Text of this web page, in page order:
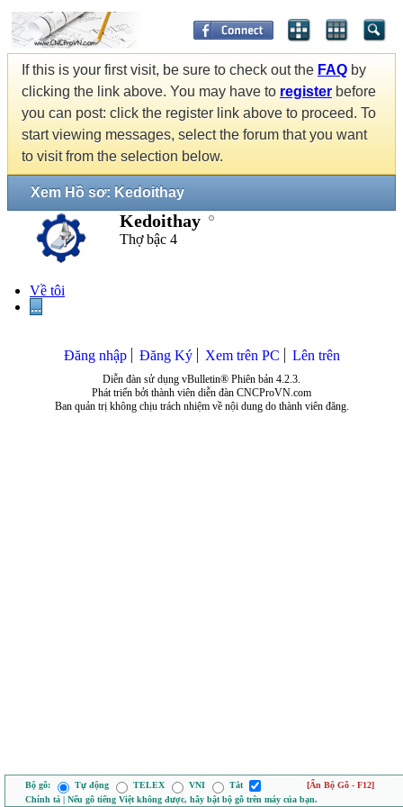
If this is your first visit, be sure to check out the FAQ by
clicking the link above. You may have to register before
you can post: click the register link above to proceed. To
start viewing messages, select the forum that you want
to visit from the selection below.
Xem Hồ sơ: Kedoithay
Kedoithay
Thợ bậc 4
Về tôi
...
Đăng nhập Đăng Ký Xem trên PC Lên trên
Diễn đàn sử dụng vBulletin® Phiên bản 4.2.3.
Phát triển bởi thành viên diễn đàn CNCProVN.com
Ban quản trị không chịu trách nhiệm về nội dung do thành viên đăng.
Bộ gõ: Tự động TELEX VNI Tắt
[Ẩn Bộ Gõ - F12]
Chính tả | Nếu gõ tiếng Việt không được, hãy bật bộ gõ trên máy của bạn.